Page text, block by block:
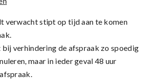
verwacht stipt op tijd aan te komen
verhindering de afspraak zo spoedig
maar in ieder geval 48 uur